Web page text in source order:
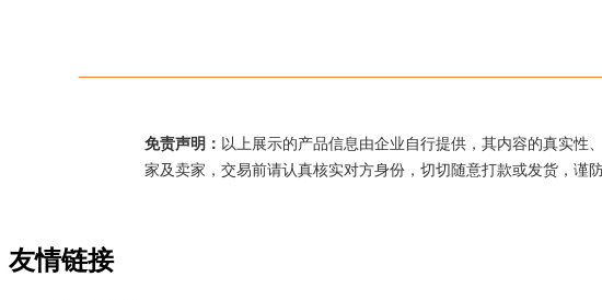
免责声明： 以上展示的产品信息由企业自行提供，其内容的真实性
家及卖家，交易前请认真核实对方身份，切切随意打款或发货，谨
友情链接